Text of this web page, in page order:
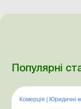
Популярні
Комерція | Юридичні